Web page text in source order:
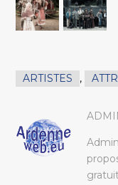
ARTISTES ,